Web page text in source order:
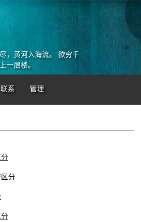
，黄河入海流。 欲穷千
一层楼。
联系 管理
分